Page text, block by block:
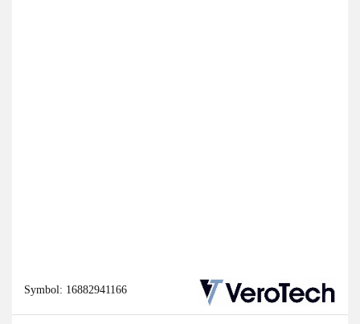
Symbol: 16882941166